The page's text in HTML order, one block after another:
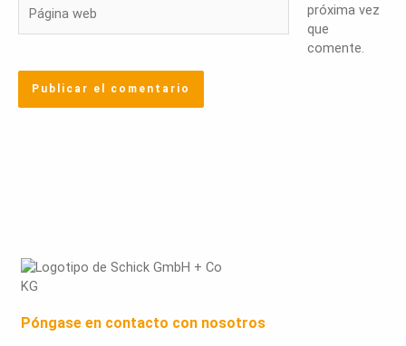
web
próxima vez
que
comente.
Póngase en contacto con nosotros